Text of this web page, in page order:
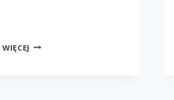
STREETLINER